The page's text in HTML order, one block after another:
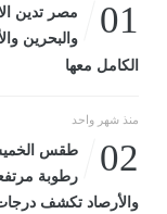
01
مصر تدين
والبحرين
الكامل معها
منذ شهر واحد
02
رطوبة